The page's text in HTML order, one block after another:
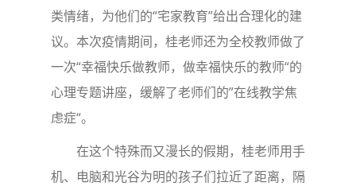
类情绪，为他们的“宅家教育”给出合理化的建
议。本次疫情期间，桂老师还为全校教师做了
一次“幸福快乐做教师，做幸福快乐的教师“的
心理专题讲座，缓解了老师们的”在线教学焦
虑症“。
在这个特殊而又漫长的假期，桂老师用手
机、电脑和光谷为明的孩子们拉近了距离，隔